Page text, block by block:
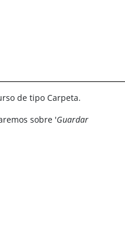
de tipo Carpeta.
sobre 'Guardar